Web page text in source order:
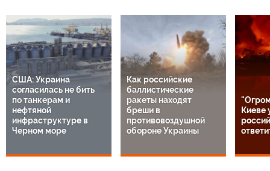
США: Украина
согласилась не бить
по танкерам и
нефтяной
инфраструктуре в
Черном море
Как российские
баллистические
ракеты находят
бреши в
противовоздушной
обороне Украины
Киеве